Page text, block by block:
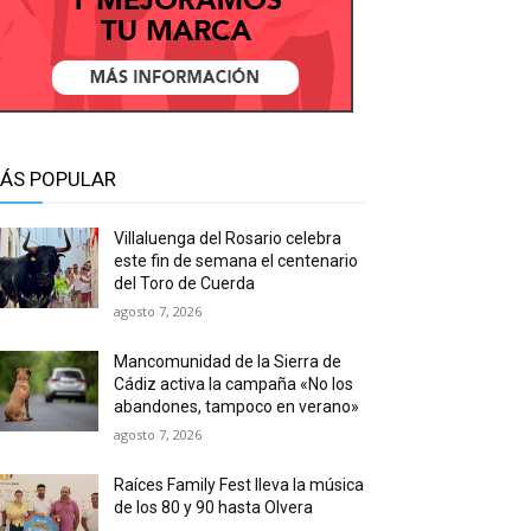
POPULAR
Villaluenga del Rosario celebra
este fin de semana el centenario
del Toro de Cuerda
agosto 7, 2026
Mancomunidad de la Sierra de
Cádiz activa la campaña «No los
abandones, tampoco en verano»
agosto 7, 2026
Raíces Family Fest lleva la música
de los 80 y 90 hasta Olvera